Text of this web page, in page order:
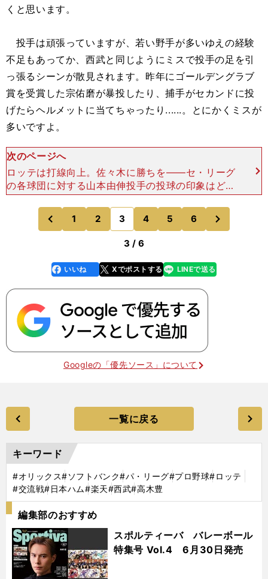
くと思います。
投手は頑張っていますが、若い野手が多いゆえの経験
不足もあってか、西武と同じようにミスで投手の足を引
っ張るシーンが散見されます。昨年にゴールデングラブ
賞を受賞した宗佑磨が暴投したり、捕手がセカンドに投
げたらヘルメットに当てちゃったり......。とにかくミスが
多いですよ。
次のページへ
ロッテは打線向上。佐々木に勝ちを――セ・リーグ
の各球団に対する山本由伸投手の投球の印象はどう
でしたか？高木 山本は安定した力を見せていまし
たが、セ・リーグの打者もついていっていましたよ
ね。ロッテの佐
前
のページへ
1 2 3 4 5 6
のページへ
3 / 6
faceboo
k
いいね Xでポストする
line LINEで送る
Googleの「優先ソース」について
一覧に戻る
キーワード
#オリックス#ソフトバンク#パ・リーグ#プロ野球#ロッテ
#交流戦#日本ハム#楽天#西武#高木豊
編集部のおすすめ
スポルティーバ バレーボール
特集号 Vol.4 6月30日発売